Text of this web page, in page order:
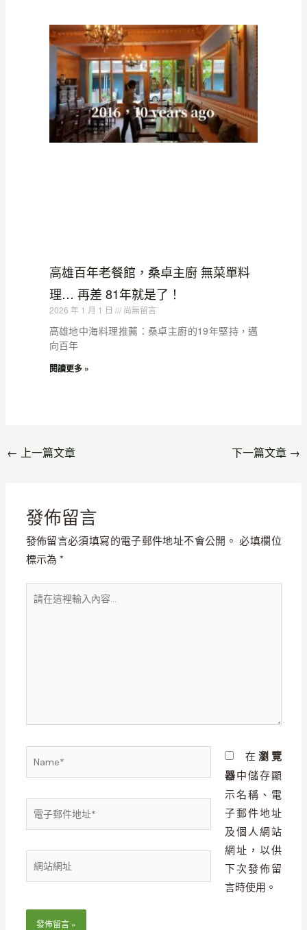
高雄百年老餐館，桑卓主廚 無菜單料
理… 再差 81年就是了！
2026 年 1 月 1 日 尚無留言
高雄地中海料理推薦：桑卓主廚的19年堅持，邁
向百年
閱讀更多 »
← 上一篇文章 下一篇文章 →
發佈留言
發佈留言必須填寫的電子郵件地址不會公開。 必填欄位
標示為 *
在
電
件
地
網
址
在 瀏覽
器中儲存顯
示名稱、電
子郵件地址
及個人網站
網址，以供
下次發佈留
言時使用。